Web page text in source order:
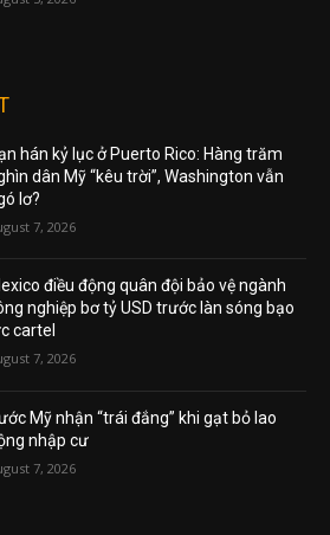
hán kỷ lục ở Puerto Rico: Hàng trăm
dân Mỹ “kêu trời”, Washington vẫn
lơ?
7, 2026
điều động quân đội bảo vệ ngành
nghiệp bơ tỷ USD trước làn sóng bạo
cartel
7, 2026
Mỹ nhận “trái đắng” khi gạt bỏ lao
nhập cư
7, 2026